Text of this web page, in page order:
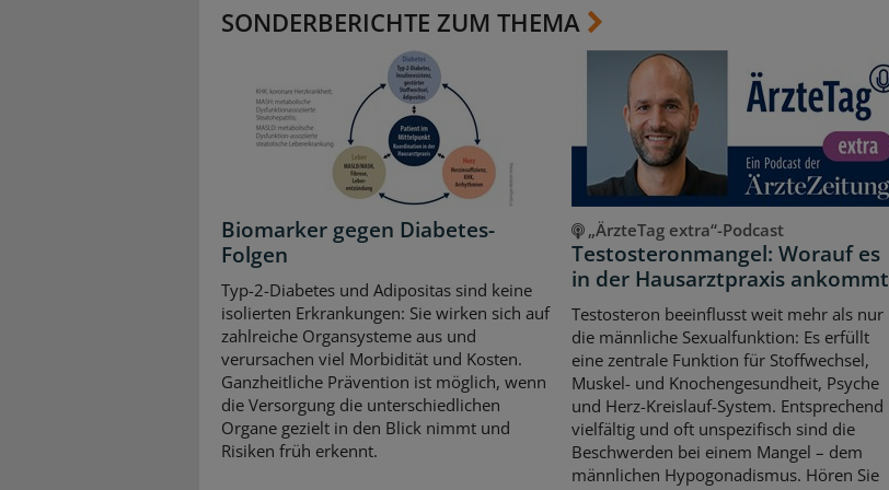
SONDERBERICHTE ZUM THEMA
Biomarker gegen Diabetes-
Folgen
Typ-2-Diabetes und Adipositas sind keine
isolierten Erkrankungen: Sie wirken sich auf
zahlreiche Organsysteme aus und
verursachen viel Morbidität und Kosten.
Ganzheitliche Prävention ist möglich, wenn
die Versorgung die unterschiedlichen
Organe gezielt in den Blick nimmt und
Risiken früh erkennt.
„ÄrzteTag extra“-Podcast
Testosteronmangel: Worauf es
in der Hausarztpraxis ankommt
Testosteron beeinflusst weit mehr als nur
die männliche Sexualfunktion: Es erfüllt
eine zentrale Funktion für Stoffwechsel,
Muskel- und Knochengesundheit, Psyche
und Herz-Kreislauf-System. Entsprechend
vielfältig und oft unspezifisch sind die
Beschwerden bei einem Mangel – dem
männlichen Hypogonadismus. Hören Sie